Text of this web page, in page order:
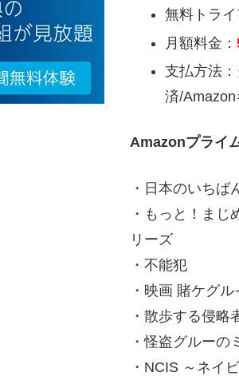
無料トラ
月額料金：
支払方法
済/
Amazonプライ
・日本のいちば
・もっと！まじ
リーズ
・不能犯
・映画 賭ケグル
・散歩する侵略
・怪盗グルーの
・NCIS ～ネイ